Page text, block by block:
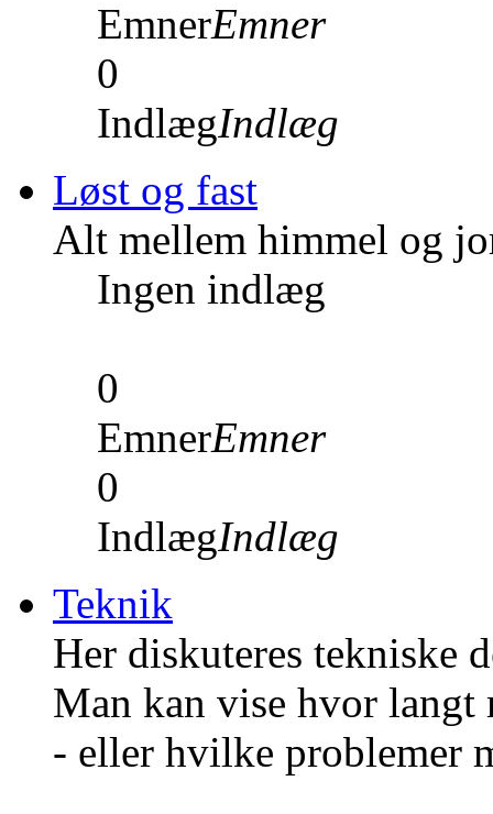
EmnerEmner
0
IndlægIndlæg
Løst og fast
Alt mellem himmel og
Ingen indlæg
0
EmnerEmner
0
IndlægIndlæg
Teknik
Her diskuteres tekniske
Man kan vise hvor langt
- eller hvilke problemer